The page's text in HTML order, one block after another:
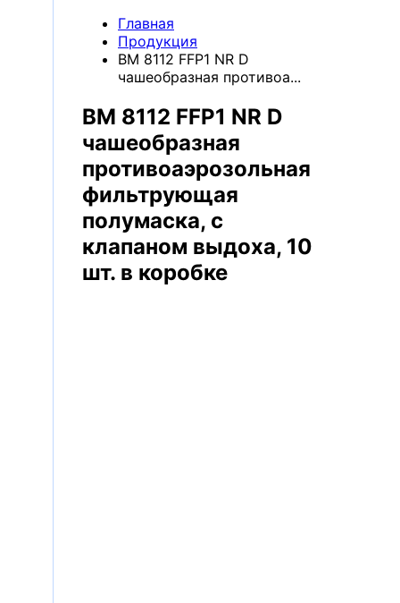
Главная
Продукция
ВМ 8112 FFP1 NR D
чашеобразная противоа...
ВМ 8112 FFP1 NR D
чашеобразная
противоаэрозольная
фильтрующая
полумаска, с
клапаном выдоха, 10
шт. в коробке